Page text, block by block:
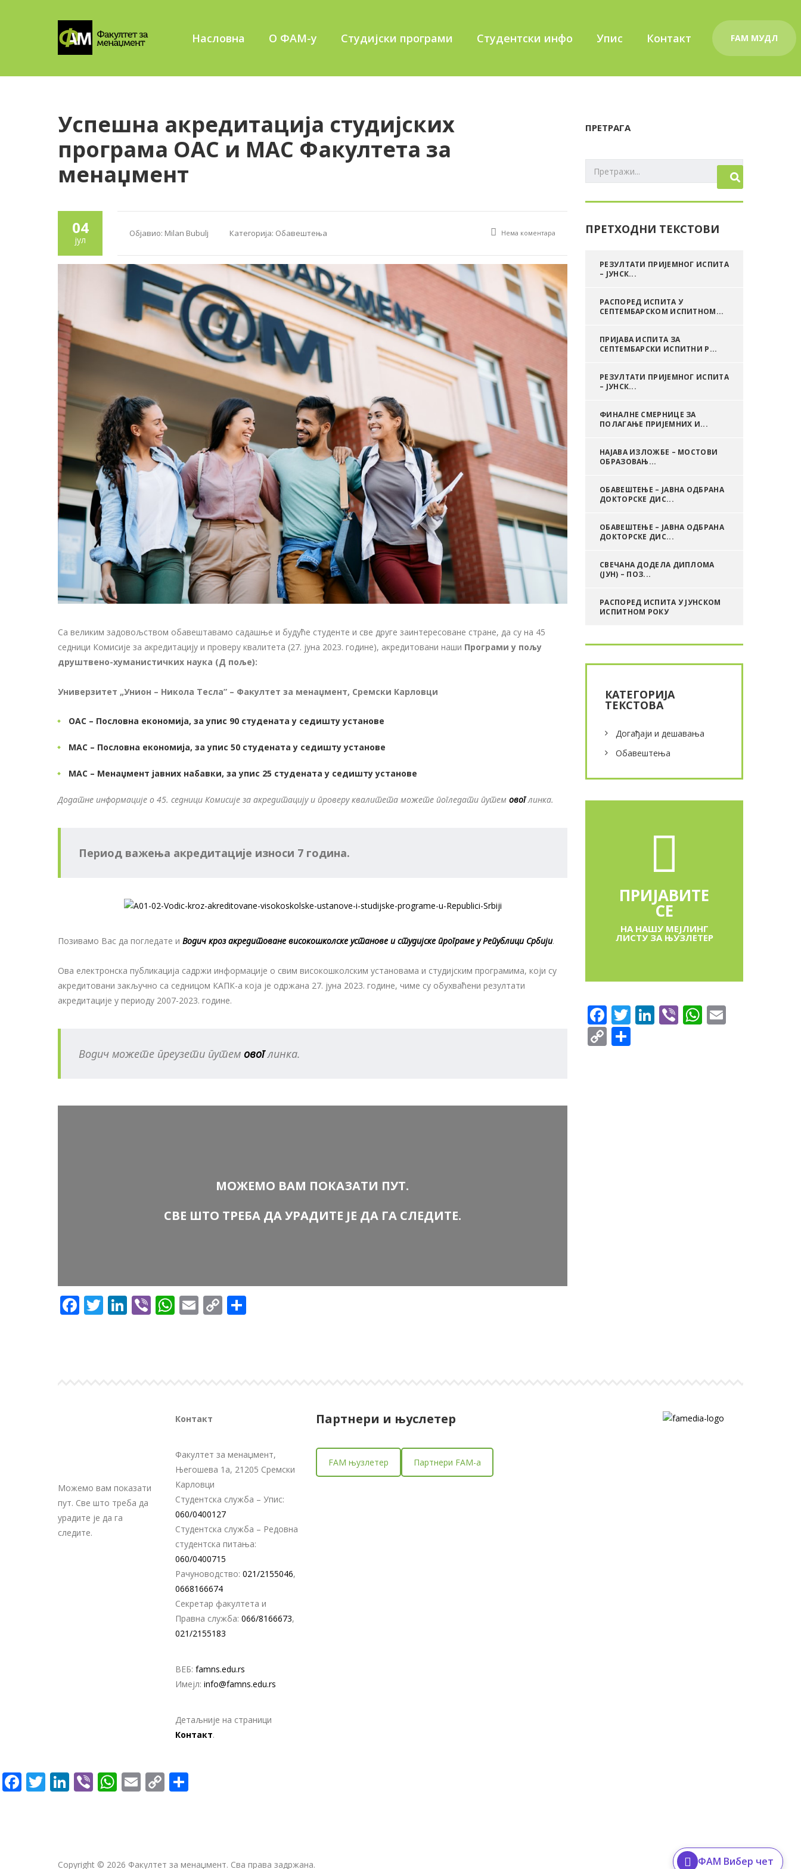
Насловна О ФАМ-у Студијски програми Студентски инфо Упис Контакт FAM MУДЛ
Успешна акредитација студијских
програма ОАС и МАС Факултета за
менаџмент
04
јул
Објавио: Milan Bubulj Категорија: Обавештења Нема коментара
Са великим задовољством обавештавамо садашње и будуће студенте и све друге заинтересоване стране, да су на 45
седници Комисије за акредитацију и проверу квалитета (27. јуна 2023. године), акредитовани наши Програми у пољу
друштвено-хуманистичких наука (Д поље):
Универзитет „Унион – Никола Тесла” – Факултет за менаџмент, Сремски Карловци
ОАС – Пословна економија, за упис 90 студената у седишту установе
МАС – Пословна економија, за упис 50 студената у седишту установе
МАС – Менаџмент јавних набавки, за упис 25 студената у седишту установе
Додатне информације о 45. седници Комисије за акредитацију и проверу квалитета можете погледати путем овоглинка.
Период важења акредитације износи 7 година.
Позивамо Вас да погледате и Водич кроз акредитоване високошколске установе и студијске програме у Републици Србији.
Ова електронска публикација садржи информације о свим високошколским установама и студијским програмима, који су
акредитовани закључно са седницом КАПК-а која је одржана 27. јуна 2023. године, чиме су обухваћени резултати
акредитације у периоду 2007-2023. године.
Водич можете преузети путем овоглинка.
МОЖЕМО ВАМ ПОКАЗАТИ ПУТ.
СВЕ ШТО ТРЕБА ДА УРАДИТЕ ЈЕ ДА ГА СЛЕДИТЕ.
Facebook
Twitter
LinkedIn
ViberWhatsApp
Email
Copy
ПРЕТРАГА
ПРЕТХОДНИ ТЕКСТОВИ
РЕЗУЛТАТИ ПРИЈЕМНОГ ИСПИТА
– ЈУНСК...
РАСПОРЕД ИСПИТА У
СЕПТЕМБАРСКОМ ИСПИТНОМ...
ПРИЈАВА ИСПИТА ЗА
СЕПТЕМБАРСКИ ИСПИТНИ Р...
РЕЗУЛТАТИ ПРИЈЕМНОГ ИСПИТА
– ЈУНСК...
ФИНАЛНЕ СМЕРНИЦЕ ЗА
ПОЛАГАЊЕ ПРИЈЕМНИХ И...
НАЈАВА ИЗЛОЖБЕ – МОСТОВИ
ОБРАЗОВАЊ...
ОБАВЕШТЕЊЕ – ЈАВНА ОДБРАНА
ДОКТОРСКЕ ДИС...
ОБАВЕШТЕЊЕ – ЈАВНА ОДБРАНА
ДОКТОРСКЕ ДИС...
СВЕЧАНА ДОДЕЛА ДИПЛОМА
(ЈУН) – ПОЗ...
РАСПОРЕД ИСПИТА У ЈУНСКОМ
ИСПИТНОМ РОКУ
КАТЕГОРИЈА
ТЕКСТОВА
Догађаји и дешавања
Обавештења
ПРИЈАВИТЕ
СЕ
НА НАШУ МЕЈЛИНГ
ЛИСТУ ЗА ЊУЗЛЕТЕР
Facebook
Twitter
LinkedIn
ViberWhatsApp
Copy
Можемо вам показати
пут. Све што треба да
урадите је да га
следите.
Контакт
Факултет за менаџмент,
Његошева 1а, 21205 Сремски
Карловци
Студентска служба – Упис:
060/0400127
Студентска служба – Редовна
студентска питања:
060/0400715
Рачуноводство: 021/2155046,
0668166674
Секретар факултета и
Правна служба: 066/8166673,
021/2155183
ВЕБ: famns.edu.rs
Имејл: info@famns.edu.rs
Детаљније на страници
Контакт.
Партнери и њуслетер
FAM њузлетер Партнери FAM-a
Facebook
Twitter
LinkedIn
ViberWhatsApp
Email
Copy
Copyright © 2026 Факултет за менаџмент. Сва права задржана. ФАМ Вибер чет